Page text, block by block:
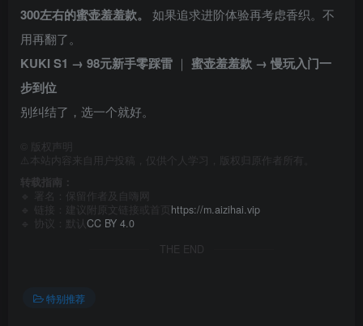
300左右的蜜壶羞羞款。
如果追求进阶体验再考虑香织。不
用再翻了。
KUKI S1 → 98元新手零踩雷 ｜ 蜜壶羞羞款 → 慢玩入门一
步到位
别纠结了，选一个就好。
版权声明
⚠️本站内容来自用户投稿，仅供个人学习，版权归原作者所有。
转载指南：
🔹 署名：保留作者及
自嗨网
🔹 链接：建议附原文链接或首页 https://m.aizihai.vip
🔹 协议：默认 CC BY 4.0
THE END
特别推荐